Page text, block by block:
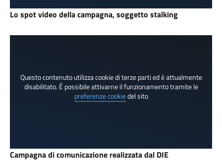
Lo spot video della campagna, soggetto stalking
Questo contenuto utilizza cookie di terze parti ed è attualmente
disabilitato. È possibile attivarne il funzionamento tramite le
preferenze cookiedel sito
Campagna di comunicazione realizzata dal DIE